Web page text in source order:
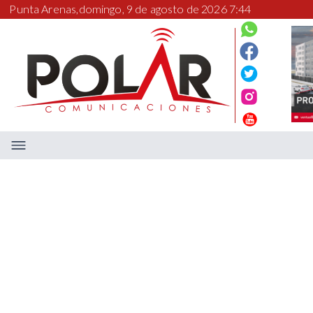
Punta Arenas,domingo, 9 de agosto de 2026 7:44